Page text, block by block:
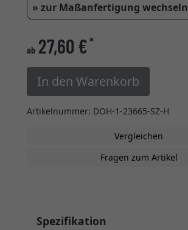
» zur Maßanfertigung wechseln
ab 27,60 €*
In den Warenkorb
Artikelnummer: DOH-1-23665-SZ-H
Vergleichen
Fragen zum Artikel
Spezifikation